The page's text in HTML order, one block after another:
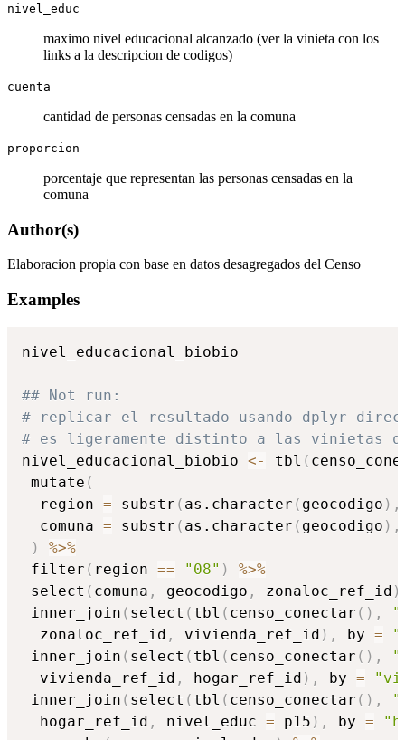
nivel_educ
maximo nivel educacional alcanzado (ver la vinieta con los
links a la descripcion de codigos)
cuenta
cantidad de personas censadas en la comuna
proporcion
porcentaje que representan las personas censadas en la
comuna
Author(s)
Elaboracion propia con base en datos desagregados del Censo
Examples
nivel_educacional_biobio
## Not run:
# replicar el resultado usando dplyr
# es ligeramente distinto a las vinietas
nivel_educacional_biobio <- tbl (
mutate (
  region
= substr ( as.character ( geocodigo ) ,
  comuna
= substr ( as.character ( geocodigo ) ,
)
%>%
filter ( region == "08" )
%>%
select ( comuna , geocodigo , zonaloc_ref_id )
inner_join ( select ( tbl ( censo_conectar ( ) ,
  zonaloc_ref_id
, vivienda_ref_id ) , by =
inner_join ( select ( tbl ( censo_conectar ( ) ,
  vivienda_ref_id
, hogar_ref_id ) , by =
inner_join ( select ( tbl ( censo_conectar ( ) ,
  hogar_ref_id
, nivel_educ = p15 ) , by =